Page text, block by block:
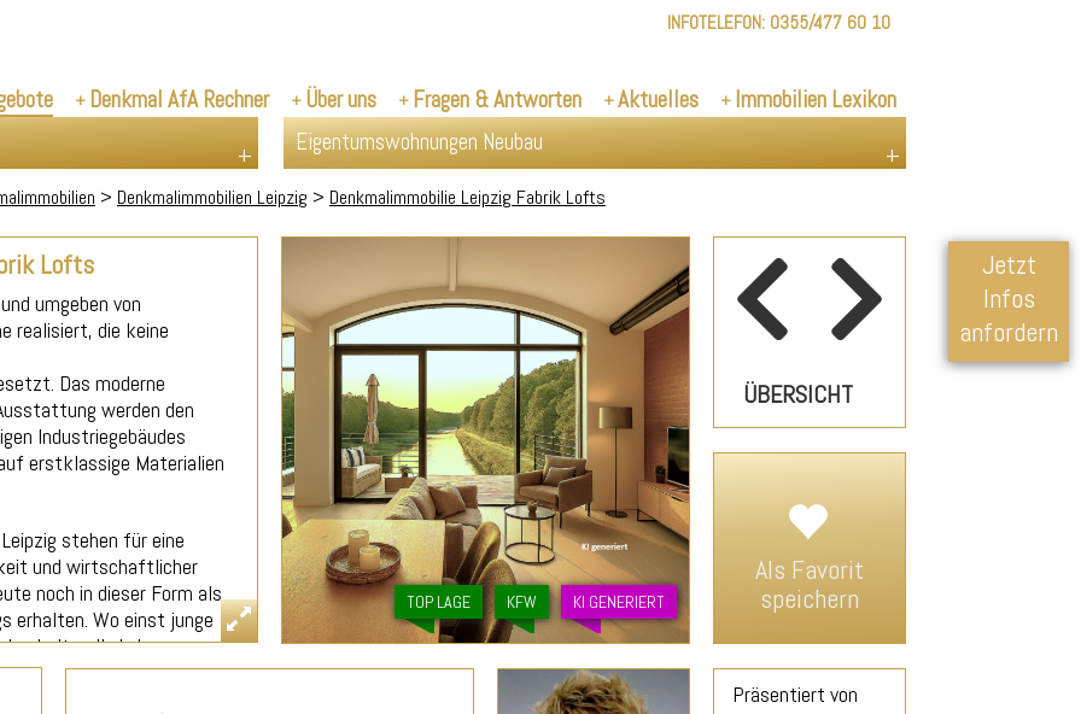
INFOTELEFON: 0355/477 60 10
Denkmal AfA Rechner Über uns Fragen & Antworten Aktuelles Immobilien Lexikon
Jetzt
Infos
anfordern
Eigentumswohnungen Neubau
> Denkmalimmobilien Leipzig > Denkmalimmobilie Leipzig Fabrik Lofts
Lofts
umgeben von
realisiert, die keine
Das moderne
werden den
Industriegebäudes
erstklassige Materialien
stehen für eine
und wirtschaftlicher
noch in dieser Form als
erhalten. Wo einst junge
kulturelle Leben von
Jahren
moderner
TOP LAGE KFW KI GENERIERT
Als Favorit
speichern
Präsentiert von